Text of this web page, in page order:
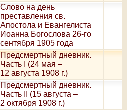
Слово на день
преставления св.
Апостола и Евангелиста
Иоанна Богослова 26-го
сентября 1905 года
Предсмертный дневник.
Часть I (24 мая –
12 августа 1908 г.)
Предсмертный дневник.
Часть II (15 августа –
2 октября 1908 г.)